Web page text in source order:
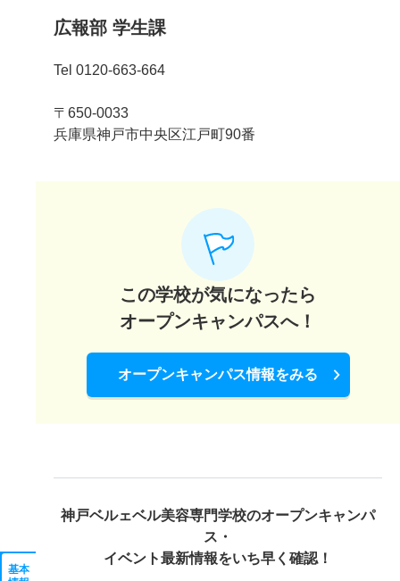
基本
広報部 学生課
Tel 0120-663-664
〒650-0033
兵庫県神戸市中央区江戸町90番
この学校が気になったら
オープンキャンパスへ！
オープンキャンパス情報をみる
神戸ベルェベル美容専門学校のオープンキャンパ
ス・
イベント最新情報をいち早く確認！